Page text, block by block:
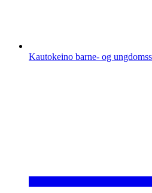
Kautokeino barne- og